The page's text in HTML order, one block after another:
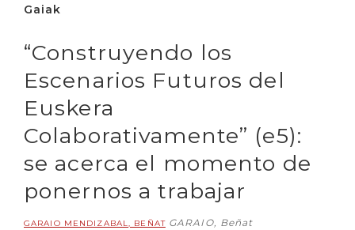
Gaiak
“Construyendo los
Escenarios Futuros del
Euskera
Colaborativamente” (e5):
se acerca el momento de
ponernos a trabajar
GARAIO MENDIZABAL, BEÑAT GARAIO, Beñat